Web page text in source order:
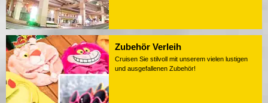
Zubehör Verleih
Cruisen Sie stilvoll mit unserem vielen lustigen
und ausgefallenen Zubehör!